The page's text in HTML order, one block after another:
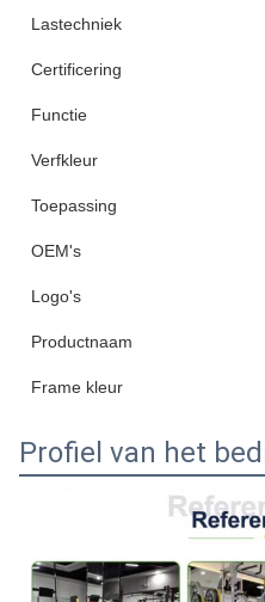
Lastechniek
Certificering
Functie
Verfkleur
Toepassing
OEM's
Logo's
Productnaam
Frame kleur
Profiel van het